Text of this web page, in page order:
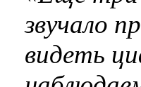
звучало
видеть